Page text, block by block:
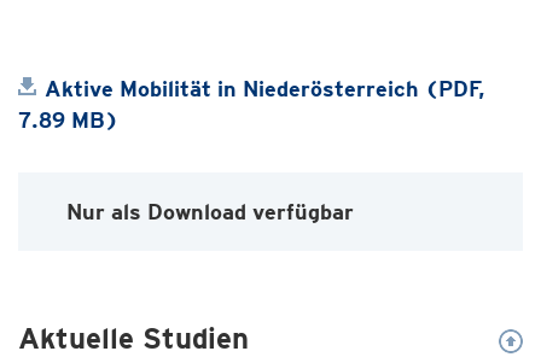
Aktive Mobilität in Niederösterreich (PDF,
7.89 MB)
Nur als Download verfügbar
Aktuelle Studien